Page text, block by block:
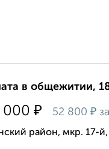
в общежитии,
000 ₽ 52 800 ₽
район, мкр. 17-